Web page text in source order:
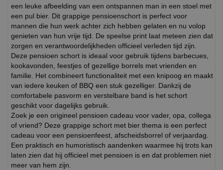
een leuke afbeelding van een ontspannen man in een stoel met
een pul bier. Dit grappige pensioenschort is perfect voor
mannen die hun werk achter zich hebben gelaten en nu volop
genieten van hun vrije tijd. De speelse print laat meteen zien dat
zorgen en verantwoordelijkheden officieel verleden tijd zijn.
Deze pensioen schort is ideaal voor gebruik tijdens barbecues,
kookavonden, feestjes of gezellige borrels met vrienden en
familie. Het combineert functionaliteit met een knipoog en maakt
van iedere keuken of BBQ een stuk gezelliger. Dankzij de
comfortabele pasvorm en verstelbare band is het schort
geschikt voor dagelijks gebruik.
Zoek je een origineel pensioen cadeau voor vader, opa, collega
of vriend? Deze grappige schort met bier thema is een perfect
cadeau voor een pensioenfeest, afscheidsborrel of verjaardag.
Een praktisch en humoristisch aandenken waarmee hij trots kan
laten zien dat hij officieel met pensioen is en dat problemen niet
meer van hem zijn.